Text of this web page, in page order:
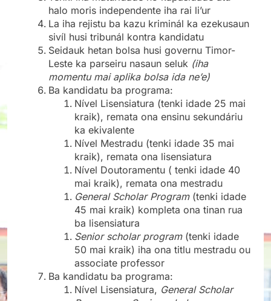
halo moris independente iha rai li’ur
La iha rejistu ba kazu kriminál ka ezekusaun
sivíl husi tribunál kontra kandidatu
Seidauk hetan bolsa husi governu Timor-
Leste ka parseiru nasaun seluk (iha
momentu mai aplika bolsa ida ne’e)
Ba kandidatu ba programa:
Nível Lisensiatura (tenki idade 25 mai
kraik), remata ona ensinu sekundáriu
ka ekivalente
Nível Mestradu (tenki idade 35 mai
kraik), remata ona lisensiatura
Nível Doutoramentu ( tenki idade 40
mai kraik), remata ona mestradu
General Scholar Program (tenki idade
45 mai kraik) kompleta ona tinan rua
ba lisensiatura
Senior scholar program(tenki idade
50 mai kraik) iha ona titlu mestradu ou
associate professor
Ba kandidatu ba programa:
Nível Lisensiatura, General Scholar